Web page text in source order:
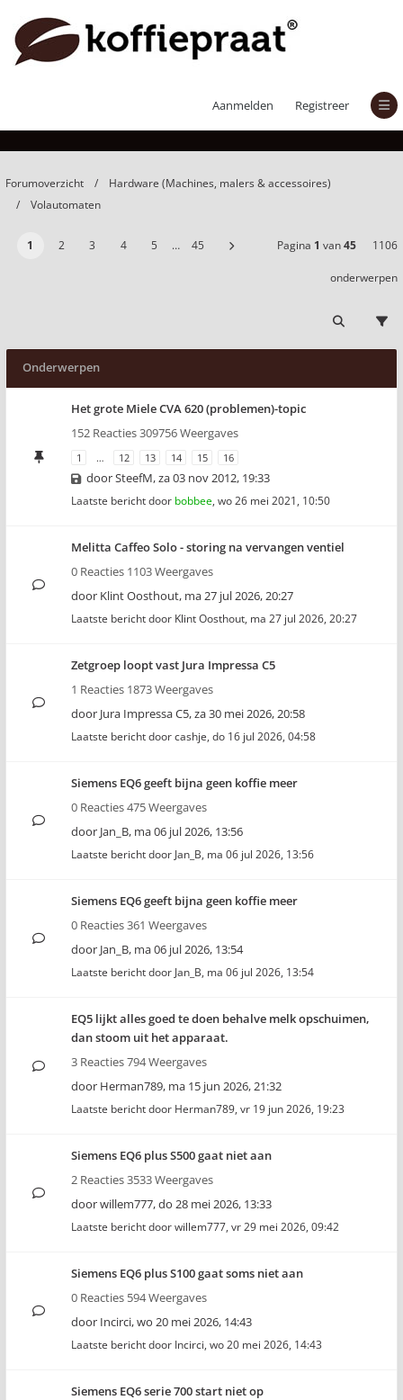
Aanmelden Registreer
Forumoverzicht
Hardware (Machines, malers & accessoires)
Volautomaten
1 2 3 4 5 … 45 Pagina 1 van45 1106
onderwerpen
Onderwerpen
Het grote Miele CVA 620 (problemen)-topic
152 Reacties 309756 Weergaves
1 … 12 13 14 15 16
doorSteefM,za 03 nov 2012, 19:33
Laatste bericht door bobbee, wo 26 mei 2021, 10:50
Melitta Caffeo Solo - storing na vervangen ventiel
0 Reacties 1103 Weergaves
door Klint Oosthout, ma 27 jul 2026, 20:27
Laatste bericht door Klint Oosthout, ma 27 jul 2026, 20:27
Zetgroep loopt vast Jura Impressa C5
1 Reacties 1873 Weergaves
door Jura Impressa C5,za 30 mei 2026, 20:58
Laatste bericht doorcashje, do 16 jul 2026, 04:58
Siemens EQ6 geeft bijna geen koffie meer
0 Reacties 475 Weergaves
door Jan_B, ma 06 jul 2026, 13:56
Laatste bericht door Jan_B, ma 06 jul 2026, 13:56
Siemens EQ6 geeft bijna geen koffie meer
0 Reacties 361 Weergaves
door Jan_B, ma 06 jul 2026, 13:54
Laatste bericht door Jan_B, ma 06 jul 2026, 13:54
EQ5 lijkt alles goed te doen behalve melk opschuimen,
dan stoom uit het apparaat.
3 Reacties 794 Weergaves
door Herman789, ma 15 jun 2026, 21:32
Laatste bericht door Herman789, vr 19 jun 2026, 19:23
Siemens EQ6 plus S500 gaat niet aan
2 Reacties 3533 Weergaves
doorwillem777,do 28 mei 2026, 13:33
Laatste bericht doorwillem777, vr 29 mei 2026, 09:42
Siemens EQ6 plus S100 gaat soms niet aan
0 Reacties 594 Weergaves
door Incirci,wo 20 mei 2026, 14:43
Laatste bericht door Incirci, wo 20 mei 2026, 14:43
Siemens EQ6 serie 700 start niet op